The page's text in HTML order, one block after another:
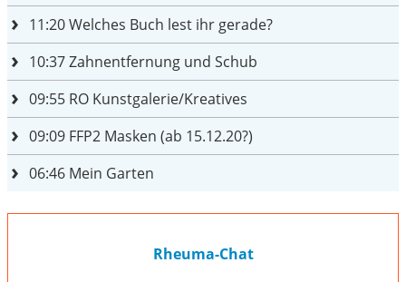
11:20Welches Buch lest ihr gerade?
10:37Zahnentfernung und Schub
09:55 RO Kunstgalerie/Kreatives
09:09 FFP2 Masken (ab 15.12.20?)
06:46 Mein Garten
Rheuma-Chat